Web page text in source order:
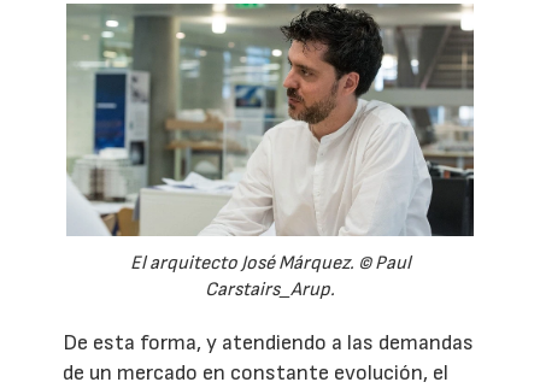
El arquitecto José Márquez. © Paul
Carstairs_Arup.
De esta forma, y atendiendo a las demandas
de un mercado en constante evolución, el